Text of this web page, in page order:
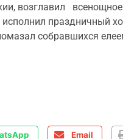
возглавил
праздничный
собравшихся
Email